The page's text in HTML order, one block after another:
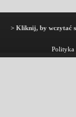
> Kliknij, by wczytać
Polityka